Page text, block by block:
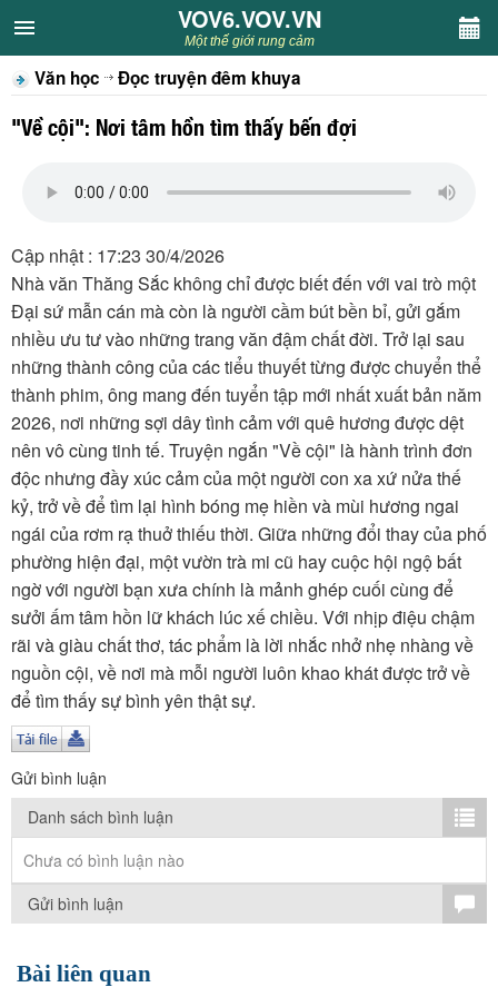
VOV6.VOV.VN
CHUYÊN MỤC
Khách VOV6
Văn học
Nghệ thuật
Sân khấu
Thiếu nhi
Kết nối VOV6
TÌM KIẾM
Vận hành bởi QI Corp
VOV6.VOV.VN
Một thế giới rung cảm
Văn học Đọc truyện đêm khuya
"Về cội": Nơi tâm hồn tìm thấy bến đợi
Cập nhật : 17:23 30/4/2026
Nhà văn Thăng Sắc không chỉ được biết đến với vai trò một
Đại sứ mẫn cán mà còn là người cầm bút bền bỉ, gửi gắm
nhiều ưu tư vào những trang văn đậm chất đời. Trở lại sau
những thành công của các tiểu thuyết từng được chuyển thể
thành phim, ông mang đến tuyển tập mới nhất xuất bản năm
2026, nơi những sợi dây tình cảm với quê hương được dệt
nên vô cùng tinh tế. Truyện ngắn "Về cội" là hành trình đơn
độc nhưng đầy xúc cảm của một người con xa xứ nửa thế
kỷ, trở về để tìm lại hình bóng mẹ hiền và mùi hương ngai
ngái của rơm rạ thuở thiếu thời. Giữa những đổi thay của phố
phường hiện đại, một vườn trà mi cũ hay cuộc hội ngộ bất
ngờ với người bạn xưa chính là mảnh ghép cuối cùng để
sưởi ấm tâm hồn lữ khách lúc xế chiều. Với nhịp điệu chậm
rãi và giàu chất thơ, tác phẩm là lời nhắc nhở nhẹ nhàng về
nguồn cội, về nơi mà mỗi người luôn khao khát được trở về
để tìm thấy sự bình yên thật sự.
Gửi bình luận
Danh sách bình luận
Chưa có bình luận nào
Gửi bình luận
Bài liên quan